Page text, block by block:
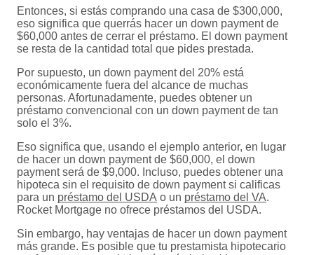
Entonces, si estás comprando una casa de $300,000,
eso significa que querrás hacer un down payment de
$60,000 antes de cerrar el préstamo. El down payment
se resta de la cantidad total que pides prestada.
Por supuesto, un down payment del 20% está
económicamente fuera del alcance de muchas
personas. Afortunadamente, puedes obtener un
préstamo convencional con un down payment de tan
solo el 3%.
Eso significa que, usando el ejemplo anterior, en lugar
de hacer un down payment de $60,000, el down
payment será de $9,000. Incluso, puedes obtener una
hipoteca sin el requisito de down payment si calificas
para un préstamo del USDA o un préstamo del VA.
Rocket Mortgage no ofrece préstamos del USDA.
Sin embargo, hay ventajas de hacer un down payment
más grande. Es posible que tu prestamista hipotecario